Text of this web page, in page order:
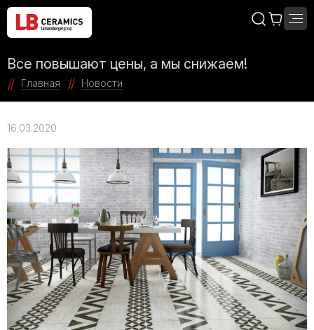
Все повышают цены, а мы снижаем!
Главная Новости
16.03.2020